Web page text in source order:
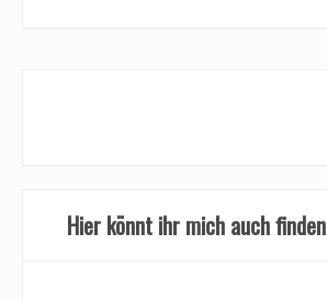
Hier könnt ihr mich auch finden